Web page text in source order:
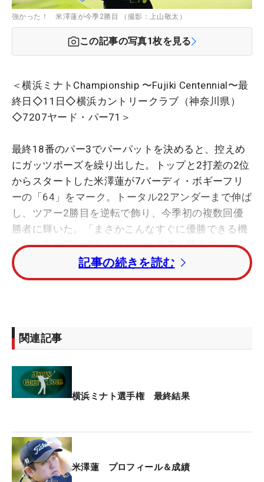
強かった！ 米澤蓮が今季2勝目 （撮影：上山敬太）
この記事の写真1枚を見る
＜横浜ミナトChampionship 〜Fujiki Centennial〜最
終日◇11日◇横浜カントリークラブ（神奈川県）
◇7207ヤード・パー71＞
最終18番のパー3でパーパットを決めると、控えめ
にガッツポーズを繰り出した。トップと2打差の2位
からスタートした米澤蓮が7バーディ・ボギーフリ
ーの「64」をマーク。トータル22アンダーまで伸ば
し、ツアー2勝目を逆転で飾り、今季初の複数回優
勝者に輝いた。「まさかこんなすぐに優勝できる機
会がくると思ってなかった」と自身も驚きだ。
5月の「中日クラウンズ」で初優勝を遂げると、6月
最終日、トップに立っていた岩田寛を2打差で追う
展開。最終18番でパーパットを決められず、プレー
にでてきましたよ（笑）。本当に思い出したくな
い」と今でも鮮明に覚えている。
あれが引き金かは分からないけど」とストレスで帯
状疱疹を発症。前戦の「長嶋茂雄INVITATIONALセ
ガサミーカップ」を欠場した。不安が残るまま迎え
記事の続きを読む
関連記事
横浜ミナト選手権 最終結果
米澤蓮 プロフィール＆成績